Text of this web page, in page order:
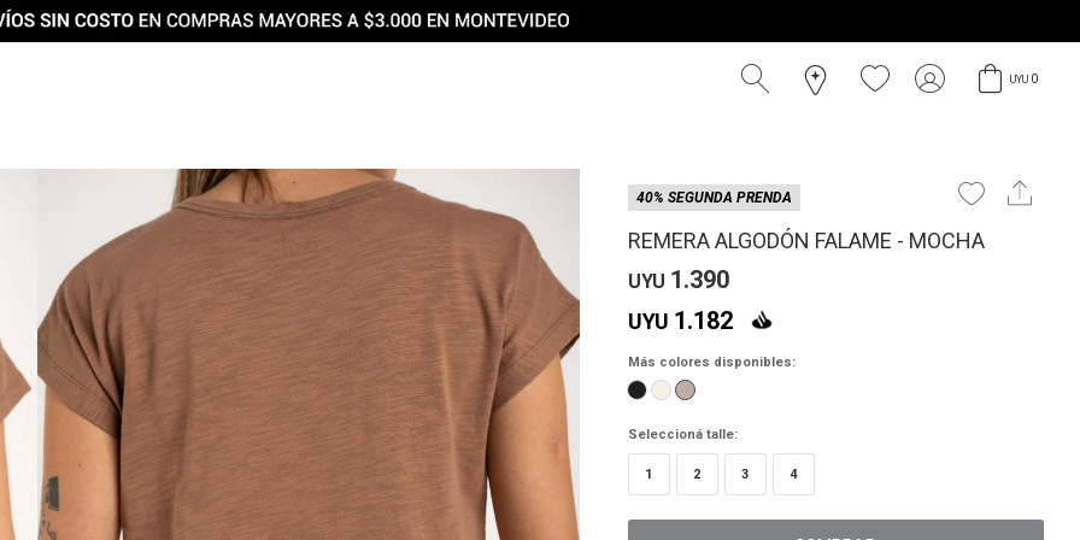
UYU 0
40% SEGUNDA PRENDA
REMERA ALGODÓN FALAME - MOCHA
UYU 1.390
UYU 1.182
Más colores disponibles:
Seleccioná talle:
1 2 3 4